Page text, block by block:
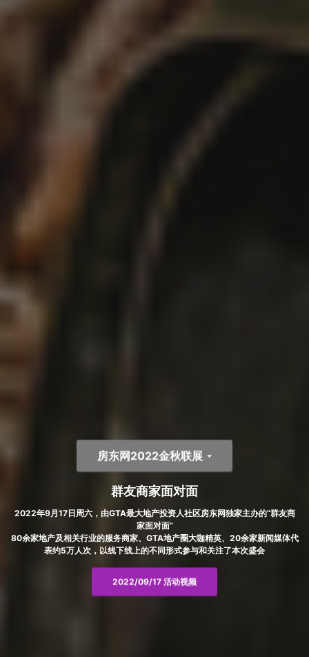
房东网2022金秋联展
群友商家面对面
2022年9月17日周六，由GTA最大地产投资人社区房东网独家主办的“群友商
家面对面”
80余家地产及相关行业的服务商家、GTA地产圈大咖精英、20余家新闻媒体代
表约5万人次，以线下线上的不同形式参与和关注了本次盛会
2022/09/17 活动视频